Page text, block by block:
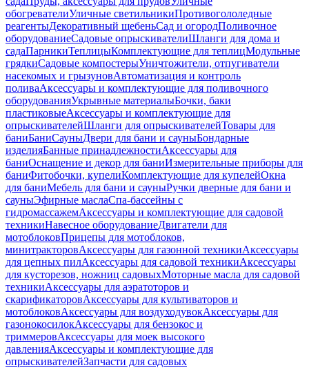
обогревателиУличные светильникиПротивогололедные
реагентыДекоративный щебеньСад и огородПоливочное
оборудованиеСадовые опрыскивателиШланги для дома и
садаПарникиТеплицыКомплектующие для теплицМодульные
грядкиСадовые компостерыУничтожители, отпугиватели
насекомых и грызуновАвтоматизация и контроль
поливаАксессуары и комплектующие для поливочного
оборудованияУкрывные материалыБочки, баки
пластиковыеАксессуары и комплектующие для
опрыскивателейШланги для опрыскивателейТовары для
баниБаниСауныДвери для бани и сауныБондарные
изделияБанные принадлежностиАксессуары для
баниОснащение и декор для баниИзмерительные приборы для
баниФитобочки, купелиКомплектующие для купелейОкна
для баниМебель для бани и сауныРучки дверные для бани и
сауныЭфирные маслаСпа-бассейны с
гидромассажемАксессуары и комплектующие для садовой
техникиНавесное оборудованиеДвигатели для
мотоблоковПрицепы для мотоблоков,
минитракторовАксессуары для газонной техникиАксессуары
для цепных пилАксессуары для садовой техникиАксессуары
для кусторезов, ножниц садовыхМоторные масла для садовой
техникиАксессуары для аэратоторов и
скарификаторовАксессуары для культиваторов и
мотоблоковАксессуары для воздуходувокАксессуары для
газонокосилокАксессуары для бензокос и
триммеровАксессуары для моек высокого
давленияАксессуары и комплектующие для
опрыскивателейЗапчасти для садовых